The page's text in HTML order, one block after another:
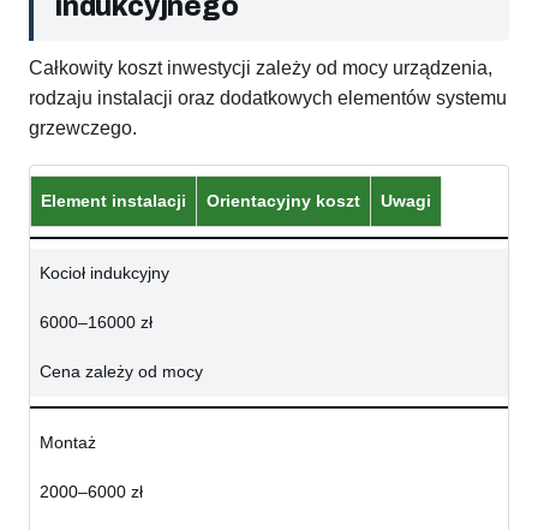
indukcyjnego
Całkowity koszt inwestycji zależy od mocy urządzenia,
rodzaju instalacji oraz dodatkowych elementów systemu
grzewczego.
Element instalacji Orientacyjny koszt Uwagi
Kocioł indukcyjny
6000–16000 zł
Cena zależy od mocy
Montaż
2000–6000 zł